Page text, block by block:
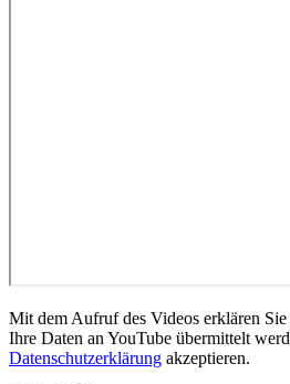
Mit dem Aufruf des Videos erklären Sie
Ihre Daten an YouTube übermittelt
Datenschutzerklärung akzeptieren.